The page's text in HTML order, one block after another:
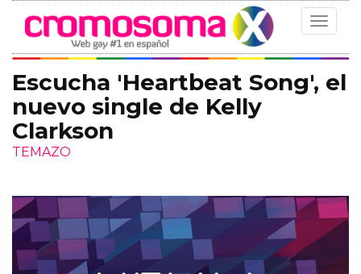
Toggle
Escucha 'Heartbeat Song', el
nuevo single de Kelly
Clarkson
TEMAZO